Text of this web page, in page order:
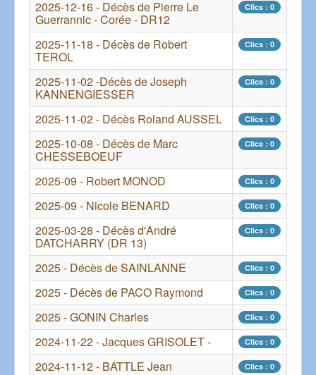
2025-12-16 - Décès de Pierre Le
Guerrannic - Corée - DR12
Clics : 0
2025-11-18 - Décès de Robert
TEROL
Clics : 0
2025-11-02 -Décès de Joseph
KANNENGIESSER
Clics : 0
2025-11-02 - Décès Roland AUSSEL Clics : 0
2025-10-08 - Décès de Marc
CHESSEBOEUF
Clics : 0
2025-09 - Robert MONOD Clics : 0
2025-09 - Nicole BENARD Clics : 0
2025-03-28 - Décès d'André
DATCHARRY (DR 13)
Clics : 0
2025 - Décès de SAINLANNE Clics : 0
2025 - Décès de PACO Raymond Clics : 0
2025 - GONIN Charles Clics : 0
2024-11-22 - Jacques GRISOLET - Clics : 0
2024-11-12 - BATTLE Jean Clics : 0